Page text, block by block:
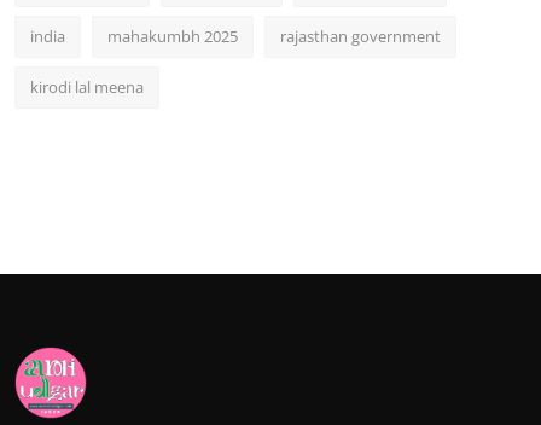
india mahakumbh 2025 rajasthan government
kirodi lal meena